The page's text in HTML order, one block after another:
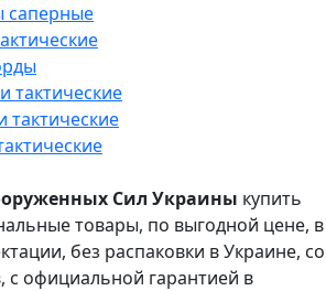
саперные
тактические
тактические
Сил Украины купить
товары, по выгодной цене, в
без распаковки в Украине, со
с официальной гарантией в